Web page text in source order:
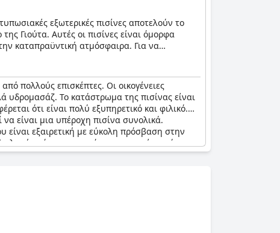
εξωτερικές πισίνες αποτελούν το
Γιούτα. Αυτές οι πισίνες είναι όμορφα
καταπραϋντική ατμόσφαιρα. Για να
τα οποία προσφέρει ένα ανακουφιστικό
καθώς στο 'παιδικό' canyon' υπάρχει μια
σε ολόκληρη την περιοχή της πισίνας,
είτε για μια χαλαρωτική βουτιά στο
όλους.
πολλούς επισκέπτες. Οι οικογένειες
υδρομασάζ. Το κατάστρωμα της πισίνας είναι
ότι είναι πολύ εξυπηρετικό και φιλικό.
είναι μια υπέροχη πισίνα συνολικά.
είναι εξαιρετική με εύκολη πρόσβαση στην
πόρτας, γεγονός που μπορεί να κάνει
και η συνολική εμπειρία είναι φανταστική